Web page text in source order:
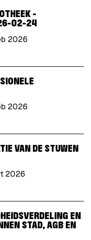
-
02-24
2026
2026
VAN DE STUWEN
2026
EN
STAD, AGB EN